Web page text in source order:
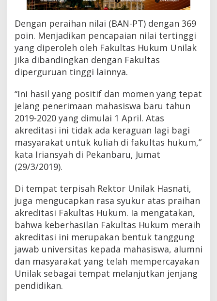
Dengan peraihan nilai (BAN-PT) dengan 369
poin. Menjadikan pencapaian nilai tertinggi
yang diperoleh oleh Fakultas Hukum Unilak
jika dibandingkan dengan Fakultas
diperguruan tinggi lainnya.
“Ini hasil yang positif dan momen yang tepat
jelang penerimaan mahasiswa baru tahun
2019-2020 yang dimulai 1 April. Atas
akreditasi ini tidak ada keraguan lagi bagi
masyarakat untuk kuliah di fakultas hukum,”
kata Iriansyah di Pekanbaru, Jumat
(29/3/2019).
Di tempat terpisah Rektor Unilak Hasnati,
juga mengucapkan rasa syukur atas praihan
akreditasi Fakultas Hukum. Ia mengatakan,
bahwa keberhasilan Fakultas Hukum meraih
akreditasi ini merupakan bentuk tanggung
jawab universitas kepada mahasiswa, alumni
dan masyarakat yang telah mempercayakan
Unilak sebagai tempat melanjutkan jenjang
pendidikan.